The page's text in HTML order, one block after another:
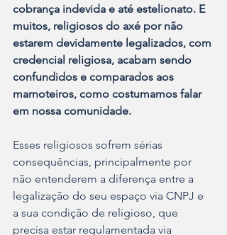
cobrança indevida e até estelionato. E
muitos, religiosos do axé por não
estarem devidamente legalizados, com
credencial religiosa, acabam sendo
confundidos e comparados aos
marnoteiros, como costumamos falar
em nossa comunidade.
Esses religiosos sofrem sérias
consequências, principalmente por
não entenderem a diferença entre a
legalização do seu espaço via CNPJ e
a sua condição de religioso, que
precisa estar regulamentada via